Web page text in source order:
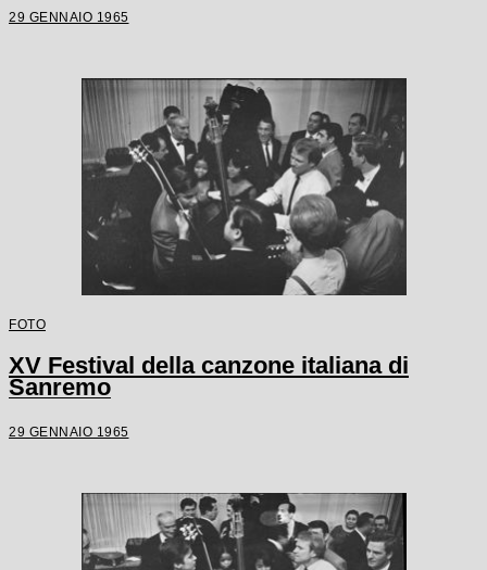
29 GENNAIO 1965
FOTO
XV Festival della canzone italiana di
Sanremo
29 GENNAIO 1965